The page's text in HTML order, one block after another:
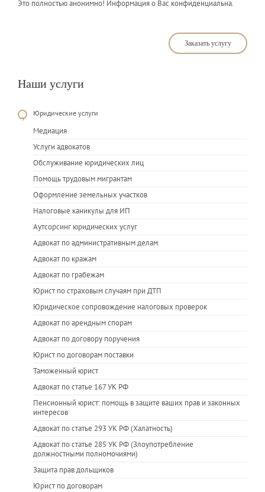
Это полностью анонимно! Информация о Вас конфиденциальна.
Заказать услугу
Наши услуги
Юридические услуги
Медиация
Услуги адвокатов
Обслуживание юридических лиц
Помощь трудовым мигрантам
Оформление земельных участков
Налоговые каникулы для ИП
Аутсорсинг юридических услуг
Адвокат по административным делам
Адвокат по кражам
Адвокат по грабежам
Юрист по страховым случаям при ДТП
Юридическое сопровождение налоговых проверок
Адвокат по арендным спорам
Адвокат по договору поручения
Юрист по договорам поставки
Таможенный юрист
Адвокат по статье 167 УК РФ
Пенсионный юрист: помощь в защите ваших прав и законных
интересов
Адвокат по статье 293 УК РФ (Халатность)
Адвокат по статье 285 УК РФ (Злоупотребление
должностными полномочиями)
Защита прав дольщиков
Юрист по договорам